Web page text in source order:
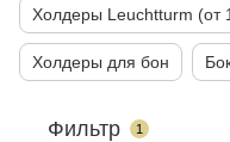
Холдеры Leuchtturm
Холдеры для бон
Фильтр 1